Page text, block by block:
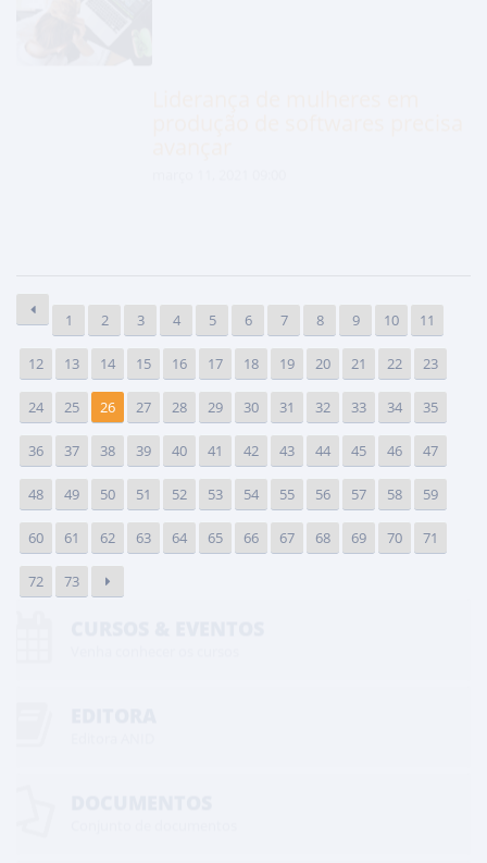
1 2 3 4 5 6 7 8 9 10 11
12 13 14 15 16 17 18 19 20 21 22 23
24 25 26 27 28 29 30 31 32 33 34 35
36 37 38 39 40 41 42 43 44 45 46 47
48 49 50 51 52 53 54 55 56 57 58 59
60 61 62 63 64 65 66 67 68 69 70 71
72 73